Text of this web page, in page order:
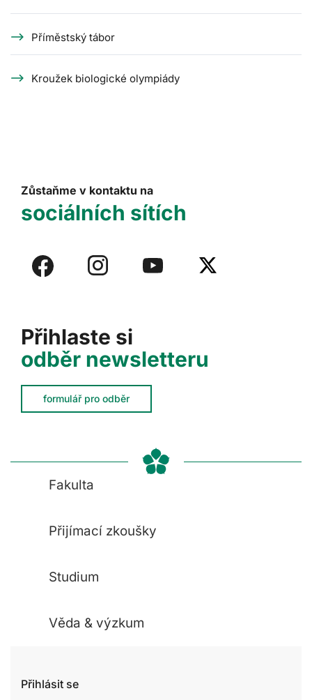
Příměstský tábor
Kroužek biologické olympiády
Přihlaste si
odběr newsletteru
formulář pro odběr
Zůstaňme v kontaktu na
sociálních sítích
Fakulta
Přijímací zkoušky
Studium
Věda & výzkum
Přihlásit se